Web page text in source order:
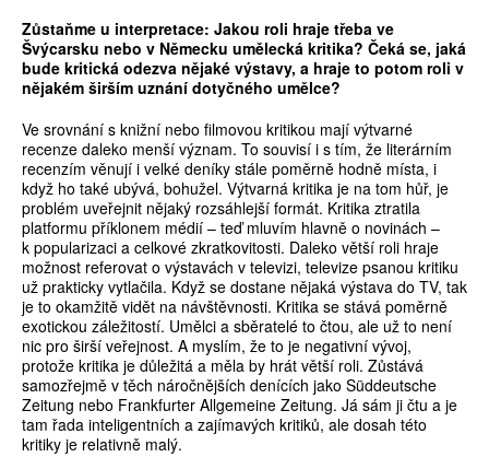
Zůstaňme u interpretace: Jakou roli hraje třeba ve
Švýcarsku nebo v Německu umělecká kritika? Čeká se, jaká
bude kritická odezva nějaké výstavy, a hraje to potom roli v
nějakém širším uznání dotyčného umělce?
Ve srovnání s knižní nebo filmovou kritikou mají výtvarné
recenze daleko menší význam. To souvisí i s tím, že literárním
recenzím věnují i velké deníky stále poměrně hodně místa, i
když ho také ubývá, bohužel. Výtvarná kritika je na tom hůř, je
problém uveřejnit nějaký rozsáhlejší formát. Kritika ztratila
platformu příklonem médií – teď mluvím hlavně o novinách –
k popularizaci a celkové zkratkovitosti. Daleko větší roli hraje
možnost referovat o výstavách v televizi, televize psanou kritiku
už prakticky vytlačila. Když se dostane nějaká výstava do TV, tak
je to okamžitě vidět na návštěvnosti. Kritika se stává poměrně
exotickou záležitostí. Umělci a sběratelé to čtou, ale už to není
nic pro širší veřejnost. A myslím, že to je negativní vývoj,
protože kritika je důležitá a měla by hrát větší roli. Zůstává
samozřejmě v těch náročnějších denících jako Süddeutsche
Zeitung nebo Frankfurter Allgemeine Zeitung. Já sám ji čtu a je
tam řada inteligentních a zajímavých kritiků, ale dosah této
kritiky je relativně malý.